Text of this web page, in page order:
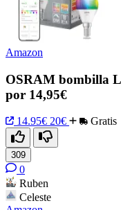
Amazon
OSRAM bombilla
por 14,95€
14.95€ 20€ Gratis
309
0
Ruben
Celeste